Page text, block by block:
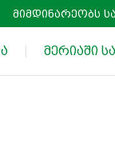
მიმდინარეობს
მერიაში